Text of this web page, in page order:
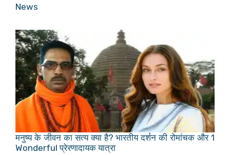
In relation to
News
मनुष्य के जीवन का सत्य क्या है? भारतीय दर्शन की रोमांचक और 1
Wonderful प्रेरणादायक यात्रा